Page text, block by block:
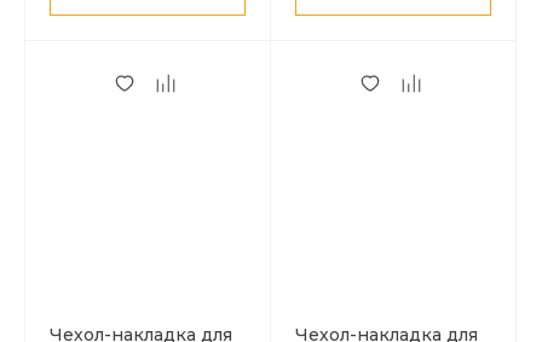
Чехол-накладка для
Чехол-накладка для